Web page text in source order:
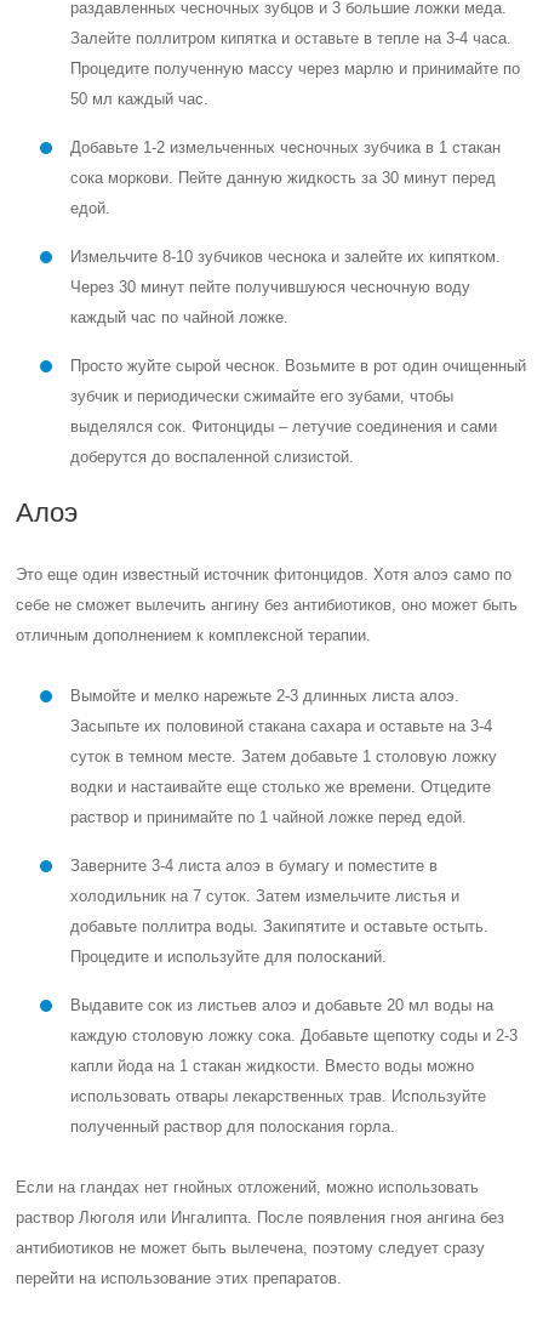
раздавленных чесночных зубцов и 3 большие ложки меда.
Залейте поллитром кипятка и оставьте в тепле на 3-4 часа.
Процедите полученную массу через марлю и принимайте по
50 мл каждый час.
Добавьте 1-2 измельченных чесночных зубчика в 1 стакан
сока моркови. Пейте данную жидкость за 30 минут перед
едой.
Измельчите 8-10 зубчиков чеснока и залейте их кипятком.
Через 30 минут пейте получившуюся чесночную воду
каждый час по чайной ложке.
Просто жуйте сырой чеснок. Возьмите в рот один очищенный
зубчик и периодически сжимайте его зубами, чтобы
выделялся сок. Фитонциды – летучие соединения и сами
доберутся до воспаленной слизистой.
Алоэ
Это еще один известный источник фитонцидов. Хотя алоэ само по
себе не сможет вылечить ангину без антибиотиков, оно может быть
отличным дополнением к комплексной терапии.
Вымойте и мелко нарежьте 2-3 длинных листа алоэ.
Засыпьте их половиной стакана сахара и оставьте на 3-4
суток в темном месте. Затем добавьте 1 столовую ложку
водки и настаивайте еще столько же времени. Отцедите
раствор и принимайте по 1 чайной ложке перед едой.
Заверните 3-4 листа алоэ в бумагу и поместите в
холодильник на 7 суток. Затем измельчите листья и
добавьте поллитра воды. Закипятите и оставьте остыть.
Процедите и используйте для полосканий.
Выдавите сок из листьев алоэ и добавьте 20 мл воды на
каждую столовую ложку сока. Добавьте щепотку соды и 2-3
капли йода на 1 стакан жидкости. Вместо воды можно
использовать отвары лекарственных трав. Используйте
полученный раствор для полоскания горла.
Если на гландах нет гнойных отложений, можно использовать
раствор Люголя или Ингалипта. После появления гноя ангина без
антибиотиков не может быть вылечена, поэтому следует сразу
перейти на использование этих препаратов.